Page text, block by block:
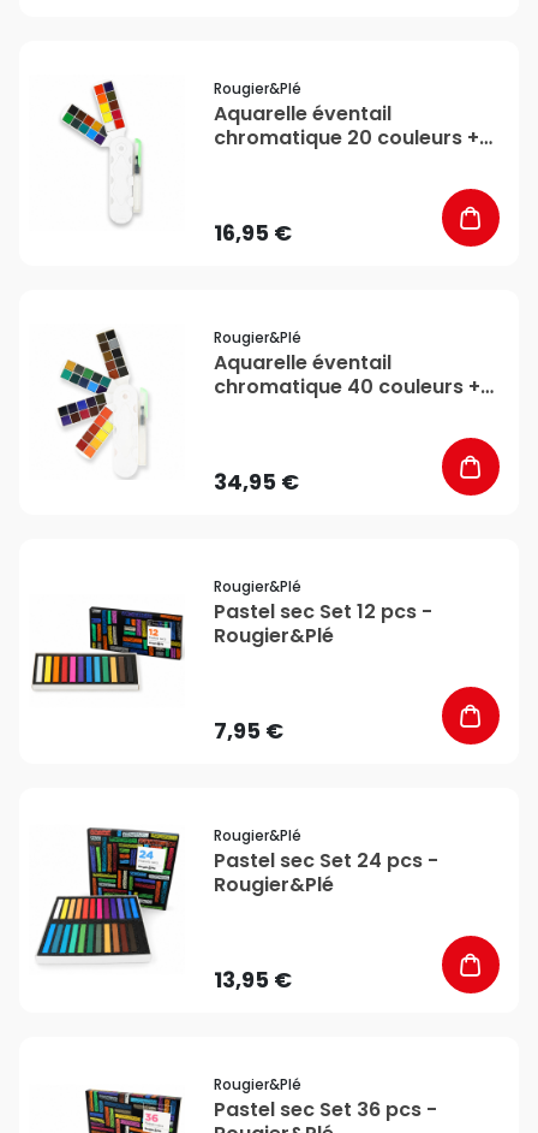
Rougier&plé
Aquarelle éventail
chromatique 20 couleurs +
16,95 €
Rougier&plé
Aquarelle éventail
chromatique 40 couleurs +
34,95 €
Rougier&plé
Pastel sec Set 12 pcs -
Rougier&Plé
7,95 €
Rougier&plé
Pastel sec Set 24 pcs -
Rougier&Plé
13,95 €
Rougier&plé
Pastel sec Set 36 pcs -